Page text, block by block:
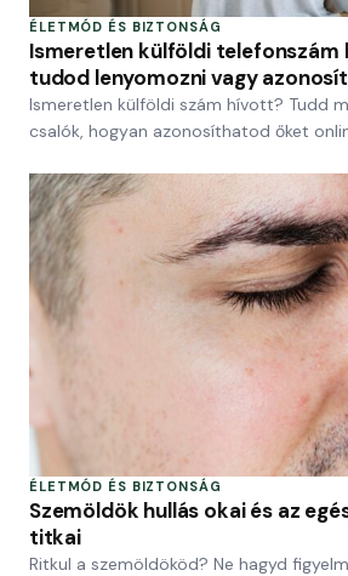
ÉLETMÓD ÉS BIZTONSÁG
Ismeretlen külföldi telefonszám
tudod lenyomozni vagy
Ismeretlen külföldi szám hívott? Tudd
csalók, hogyan azonosíthatod őket
ÉLETMÓD ÉS BIZTONSÁG
Szemöldök hullás okai és az
titkai
Ritkul a szemöldököd? Ne hagyd